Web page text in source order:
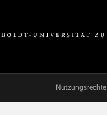
Nutzungsrechte